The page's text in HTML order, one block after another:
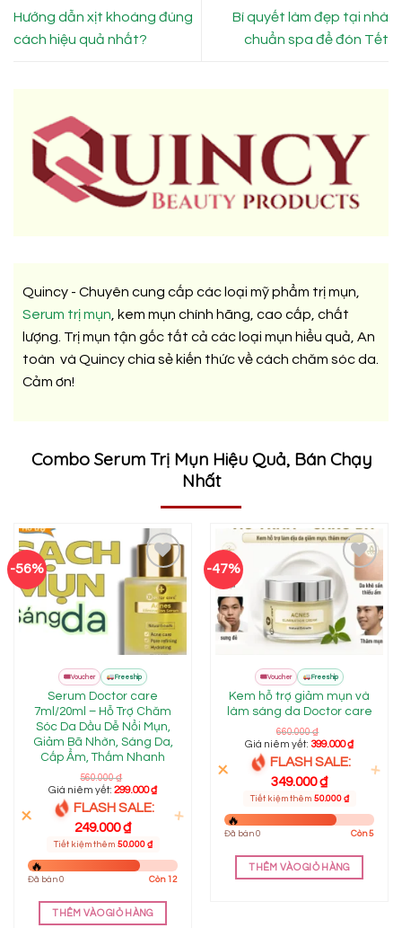
Hướng dẫn xịt khoáng đúng
cách hiệu quả nhất?
Bí quyết làm đẹp tại nhà
chuẩn spa để đón Tết
Quincy - Chuyên cung cấp các loại mỹ phẩm trị mụn,
Serum trị mụn, kem mụn chính hãng, cao cấp, chất
lượng. Trị mụn tận gốc tất cả các loại mụn hiểu quả, An
toàn và Quincy chia sẻ kiến thức về cách chăm sóc da.
Cảm ơn!
Combo Serum Trị Mụn Hiệu Quả, Bán Chạy
Nhất
-56%
Add to
wishlist
FLASH
SALE
🎟Voucher Freeship
Serum Doctor care
7ml/20ml – Hỗ Trợ Chăm
Sóc Da Dầu Dễ Nổi Mụn,
Giảm Bã Nhờn, Sáng Da,
Cấp Ẩm, Thấm Nhanh
560.000₫
Giá niêm yết: 299.000₫
FLASH SALE:
249.000₫
Tiết kiệm thêm 50.000 ₫
Đã bán 0 Còn 12
THÊM VÀO GIỎ HÀNG
-47%
Add to
wishlist
FLASH
SALE
🎟Voucher Freeship
Kem hỗ trợ giảm mụn và
làm sáng da Doctor care
660.000₫
Giá niêm yết: 399.000₫
FLASH SALE:
349.000₫
Tiết kiệm thêm 50.000 ₫
Đã bán 0 Còn 5
THÊM VÀO GIỎ HÀNG